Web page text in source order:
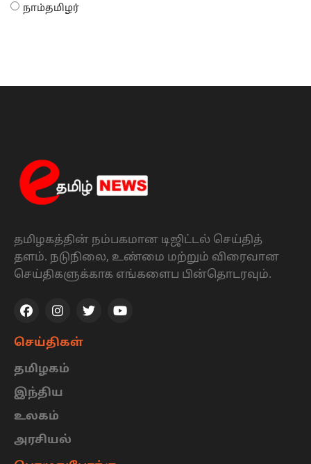
நாம்தமிழர்
தமிழகத்தின் நம்பகமான டிஜிட்டல் செய்தித்
தளம். நடுநிலை, உண்மை மற்றும் விரைவான
செய்திகளுக்காக எங்களைப பின்தொடரவும்.
செய்திகள்
தமிழகம்
இந்திய
உலகம்
அரசியல்